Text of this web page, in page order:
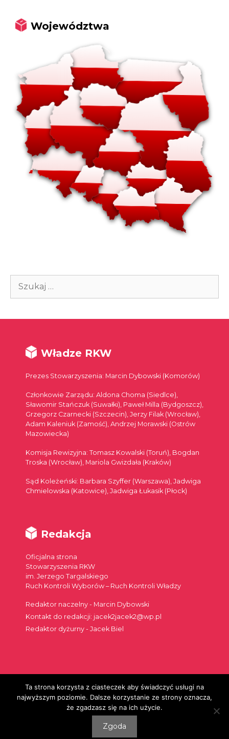
Województwa
Szukaj:
Władze RKW
Prezes Stowarzyszenia: Marcin Dybowski (Komorów)
Członkowie Zarządu: Aldona Choma (Siedlce),
Sławomir Stańczuk (Suwałki), Paweł Milla (Bydgoszcz),
Grzegorz Czarnecki (Szczecin), Jerzy Filak (Wrocław),
Adam Kaleniuk (Zamość), Andrzej Morawski (Ostrów
Mazowiecka)
Komisja Rewizyjna: Tomasz Kowalski (Toruń), Bogdan
Troska (Wrocław), Mariola Gwizdała (Kraków)
Sąd Koleżeński: Barbara Szyffer (Warszawa), Jadwiga
Chmielowska (Katowice), Jadwiga Łukasik (Płock)
Redakcja
Oficjalna strona
Stowarzyszenia RKW
im. Jerzego Targalskiego
Ruch Kontroli Wyborów – Ruch Kontroli Władzy
Redaktor naczelny - Marcin Dybowski
Kontakt do redakcji: jacek2jacek2@wp.pl
Redaktor dyżurny - Jacek Biel
Szukaj:
© 2026
Ta strona korzysta z ciasteczek aby świadczyć usługi na
najwyższym poziomie. Dalsze korzystanie ze strony oznacza,
że zgadzasz się na ich użycie.
Zgoda